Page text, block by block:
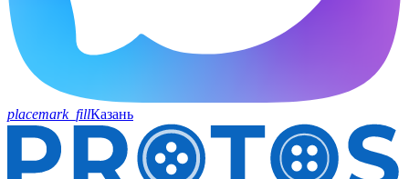
placemark_fillКазань